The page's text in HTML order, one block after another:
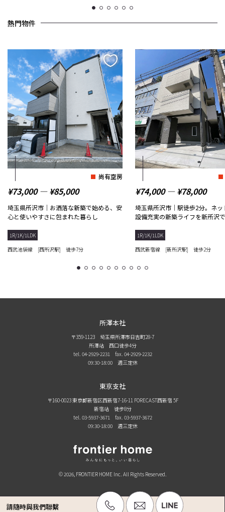
1 2 3 4 5 6
熱門物件
尚有空房
¥73,000 ― ¥85,000
埼玉県所沢市｜お洒落な新築で始める、安
心と使いやすさに包まれた暮らし
1R/1K/1LDK
西武池袋線 [西所沢駅] 徒歩7分
¥74,000 ― ¥78,000
埼玉県所沢市｜駅徒歩2分。ネッ
設備充実の新築ライフを新所沢
1R/1K/1LDK
西武新宿線 [新所沢駅] 徒歩2分
1 2 3 4 5 6 7 8 9 10
請隨時與我們聯繫
所澤本社
〒359-1123 埼玉県所澤市日吉町28-7
所澤站 西口徒歩4分
tel. 04-2929-2231 fax. 04-2929-2232
09:30-18:00 週三定休
東京支社
〒160-0023 東京都新宿区西新宿7-16-11 FORECAST西新宿 5F
新宿站 徒步8分
tel. 03-5937-3671 fax. 03-5937-3672
09:30-18:00 週三定休
© 2026, FRONTIER HOME Inc. All Rights Reserved.